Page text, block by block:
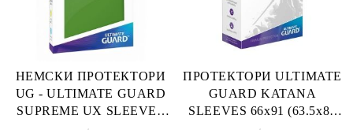
НЕМСКИ ПРОТЕКТОРИ
UG - ULTIMATE GUARD
SUPREME UX SLEEVES
ПРОТЕКТОРИ ULTIMATE
GUARD KATANA
SLEEVES 66x91 (63.5x88